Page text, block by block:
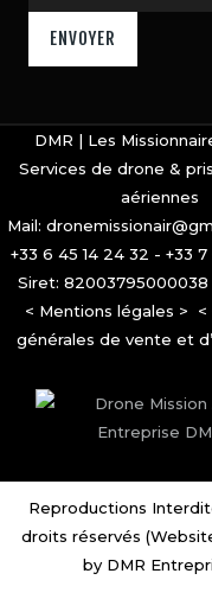
DMR | Les
Services de drone &
aériennes
Mail:
+33 6 45 14 24 32 - +33
Siret: 82003795000038
< Mentions légales > <
générales de vente et
Reproductions
droits réservés
by DMR